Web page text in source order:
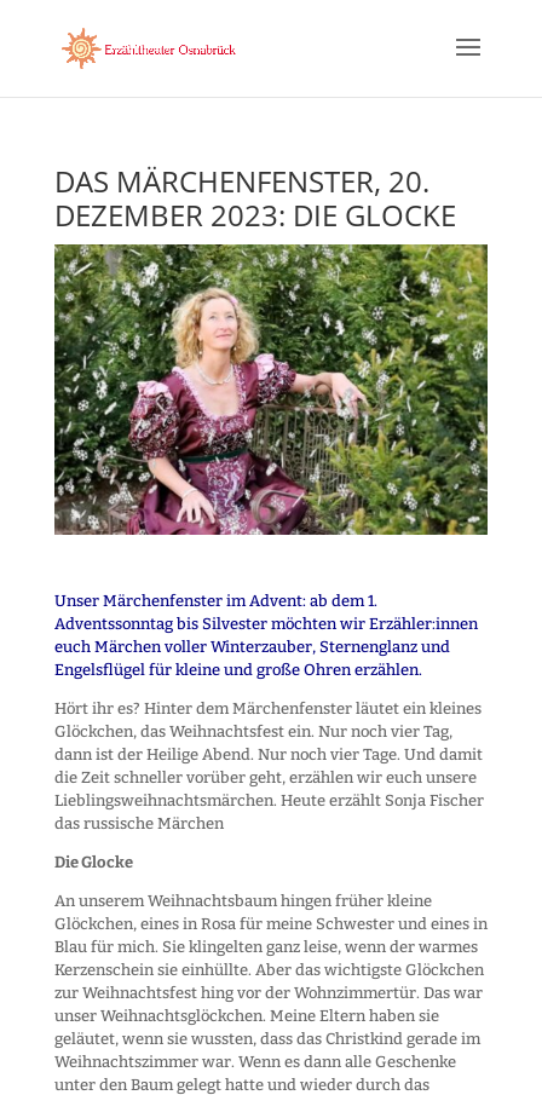
DAS MÄRCHENFENSTER, 20.
DEZEMBER 2023: DIE GLOCKE
Unser Märchenfenster im Advent: ab dem 1.
Adventssonntag bis Silvester möchten wir Erzähler:innen
euch Märchen voller Winterzauber, Sternenglanz und
Engelsflügel für kleine und große Ohren erzählen.
Hört ihr es? Hinter dem Märchenfenster läutet ein kleines
Glöckchen, das Weihnachtsfest ein. Nur noch vier Tag,
dann ist der Heilige Abend. Nur noch vier Tage. Und damit
die Zeit schneller vorüber geht, erzählen wir euch unsere
Lieblingsweihnachtsmärchen. Heute erzählt Sonja Fischer
das russische Märchen
Die Glocke
An unserem Weihnachtsbaum hingen früher kleine
Glöckchen, eines in Rosa für meine Schwester und eines in
Blau für mich. Sie klingelten ganz leise, wenn der warmes
Kerzenschein sie einhüllte. Aber das wichtigste Glöckchen
zur Weihnachtsfest hing vor der Wohnzimmertür. Das war
unser Weihnachtsglöckchen. Meine Eltern haben sie
geläutet, wenn sie wussten, dass das Christkind gerade im
Weihnachtszimmer war. Wenn es dann alle Geschenke
unter den Baum gelegt hatte und wieder durch das